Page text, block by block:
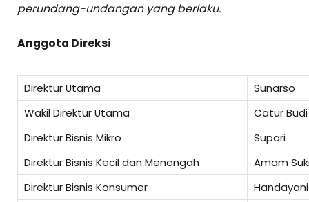
perundang-undangan yang berlaku.
Anggota Direksi
Direktur Utama
Sunarso
Wakil Direktur Utama
Catur
Direktur Bisnis Mikro
Supari
Direktur Bisnis Kecil dan Menengah
Amam
Direktur Bisnis Konsumer
Handayani